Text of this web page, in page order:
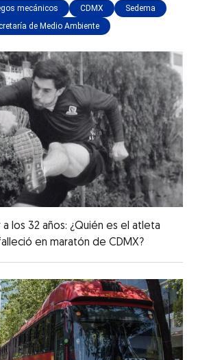
mecánicos CDMX
Sedema
de Medio Ambiente
a los 32 años: ¿Quién es el atleta
en maratón de CDMX?